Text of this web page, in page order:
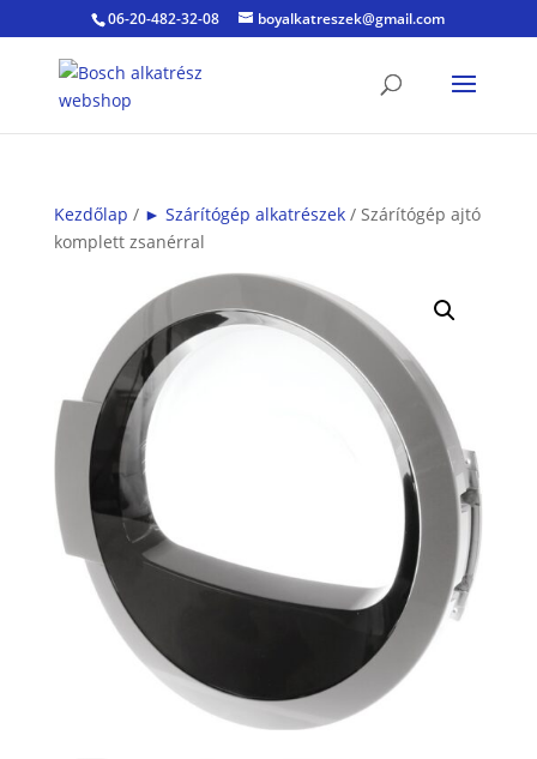
06-20-482-32-08 boyalkatreszek@gmail.com
Kezdőlap / ► Szárítógép alkatrészek/ Szárítógép ajtó
komplett zsanérral